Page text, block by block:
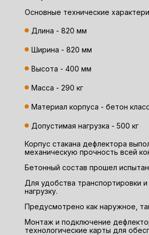
Основные технические
Длина - 820 мм
Ширина - 820 мм
Высота - 400 мм
Масса - 290 кг
Материал корпуса - бетон
Допустимая нагрузка - 500 кг
Корпус стакана дефлектора
механическую прочность всей
Бетонный состав прошел
Для удобства
нагрузку.
Предусмотрено как наружное,
Монтаж и подключение
технологические карты для